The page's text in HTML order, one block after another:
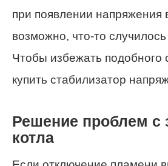
при появлении напряжения
возможно, что-то
Чтобы избежать подобного
купить стабилизатор
Решение проблем с
котла